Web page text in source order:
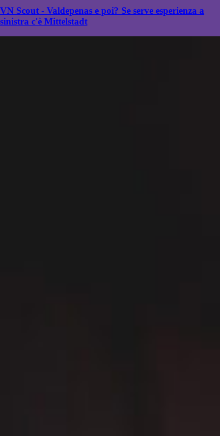
VN Scout - Valdepenas e poi? Se serve esperienza a
sinistra c'è Mittelstadt